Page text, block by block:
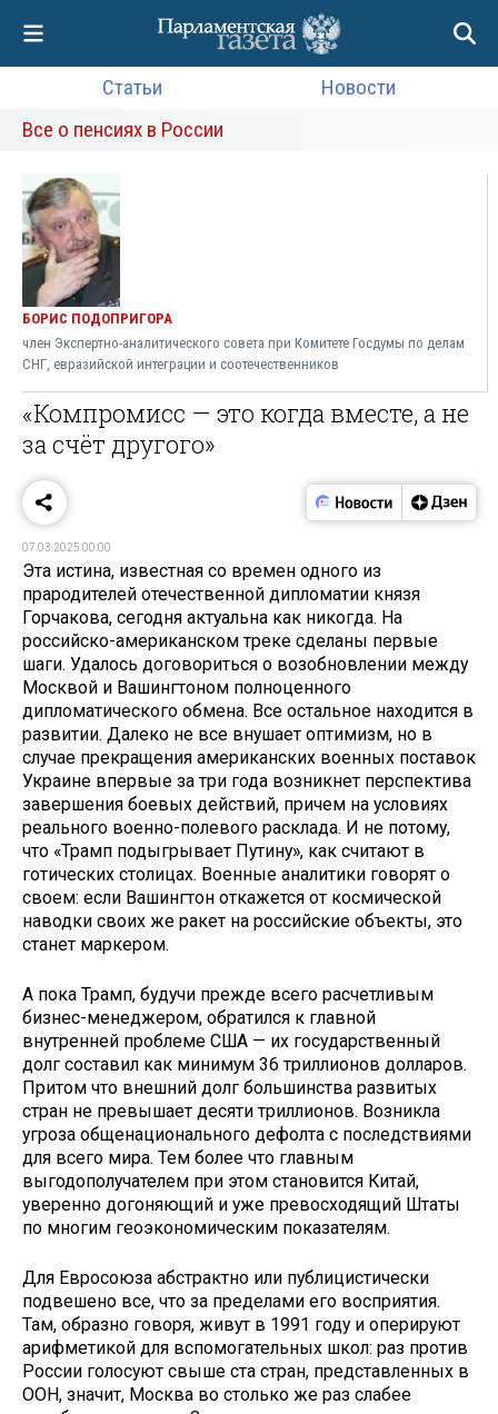
Статьи
Новости
Все о пенсиях в России
БОРИС ПОДОПРИГОРА
член Экспертно-аналитического совета при Комитете Госдумы по делам
СНГ, евразийской интеграции и соотечественников
«Компромисс — это когда вместе, а не
за счёт другого»
07.03.2025 00:00
Эта истина, известная со времен одного из
прародителей отечественной дипломатии князя
Горчакова, сегодня актуальна как никогда. На
российско-американском треке сделаны первые
шаги. Удалось договориться о возобновлении между
Москвой и Вашингтоном полноценного
дипломатического обмена. Все остальное находится в
развитии. Далеко не все внушает оптимизм, но в
случае прекращения американских военных поставок
Украине впервые за три года возникнет перспектива
завершения боевых действий, причем на условиях
реального военно-полевого расклада. И не потому,
что «Трамп подыгрывает Путину», как считают в
готических столицах. Военные аналитики говорят о
своем: если Вашингтон откажется от космической
наводки своих же ракет на российские объекты, это
станет маркером.
А пока Трамп, будучи прежде всего расчетливым
бизнес-менеджером, обратился к главной
внутренней проблеме США — их государственный
долг составил как минимум 36 триллионов долларов.
Притом что внешний долг большинства развитых
стран не превышает десяти триллионов. Возникла
угроза общенационального дефолта с последствиями
для всего мира. Тем более что главным
выгодополучателем при этом становится Китай,
уверенно догоняющий и уже превосходящий Штаты
по многим геоэкономическим показателям.
Для Евросоюза абстрактно или публицистически
подвешено все, что за пределами его восприятия.
Там, образно говоря, живут в 1991 году и оперируют
арифметикой для вспомогательных школ: раз против
России голосуют свыше ста стран, представленных в
ООН, значит, Москва во столько же раз слабее